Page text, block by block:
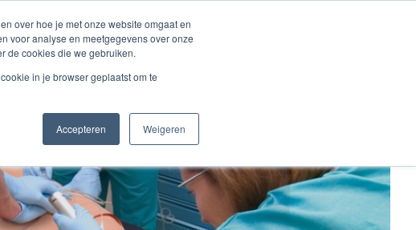
over hoe je met onze website omgaat en
voor analyse en meetgegevens over onze
de cookies die we gebruiken.
in je browser geplaatst om te
Accepteren Weigeren